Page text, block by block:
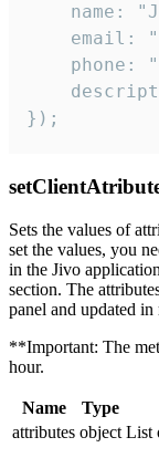
name:
email:
phone:
});
Sets the values ​​of
set the values, you
in the Jivo
section. The
panel and updated in
**Important: The
hour.
Name Type
attributes object List